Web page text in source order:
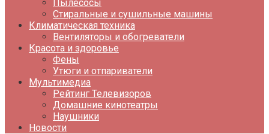
Пылесосы
Стиральные и сушильные машины
Климатическая техника
Вентиляторы и обогреватели
Красота и здоровье
Фены
Утюги и отпариватели
Мультимедиа
Рейтинг Телевизоров
Домашние кинотеатры
Наушники
Новости